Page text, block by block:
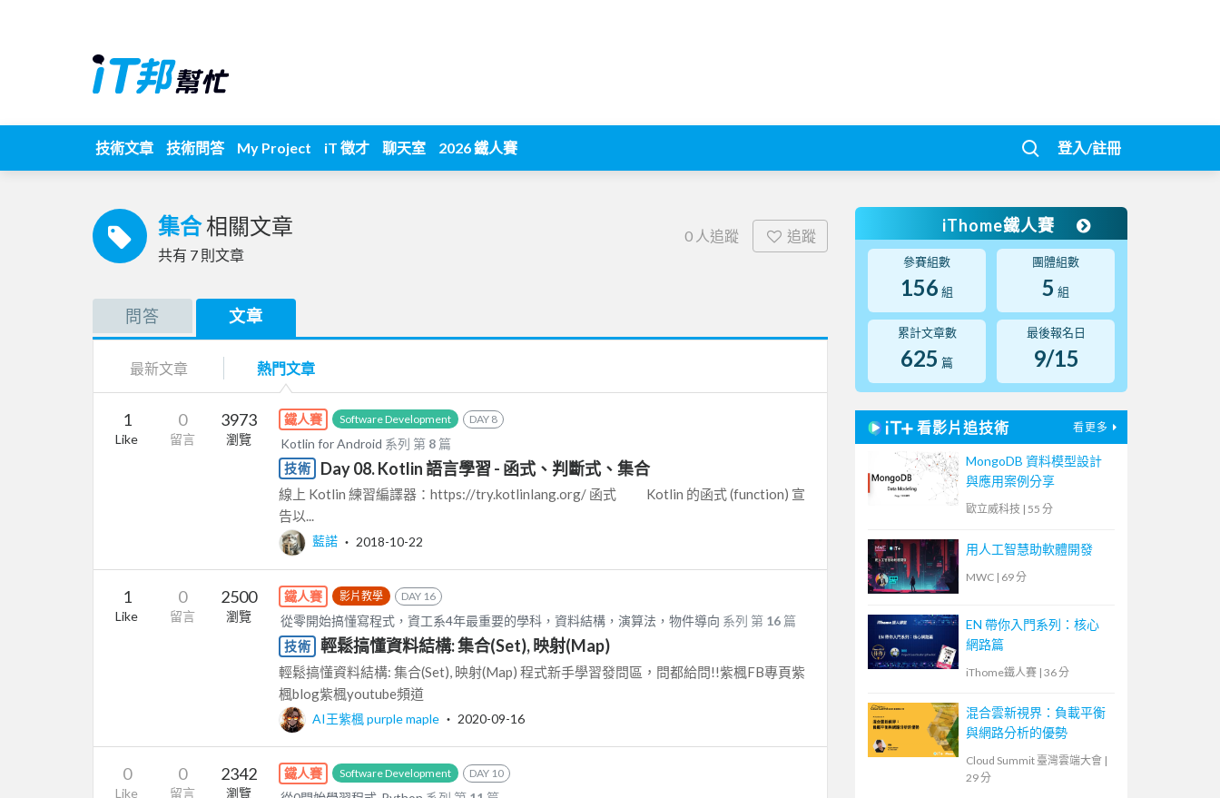
技術文章 技術問答 My Project iT 徵才 聊天室 2026 鐵人賽 登入/註冊
集合 相關文章
共有 7 則文章
0 人追蹤 追蹤
問答 文章
最新文章 熱門文章
1
Like
0
留言
3973
瀏覽
鐵人賽 Software Development DAY 8
Kotlin for Android 系列 第 8 篇
技術
Day 08. Kotlin 語言學習 - 函式、判斷式、集合
線上 Kotlin 練習編譯器：https://try.kotlinlang.org/ 函式 Kotlin 的函式 (function) 宣
告以...
藍諾 ‧ 2018-10-22
1
Like
0
留言
2500
瀏覽
鐵人賽 影片教學 DAY 16
從零開始搞懂寫程式，資工系4年最重要的學科，資料結構，演算法，物件導向 系列 第 16 篇
技術
輕鬆搞懂資料結構: 集合(Set), 映射(Map)
輕鬆搞懂資料結構: 集合(Set), 映射(Map) 程式新手學習發問區，問都給問!!紫楓FB專頁紫
楓blog紫楓youtube頻道
AI王紫楓 purple maple ‧ 2020-09-16
0
Like
0
留言
2342
瀏覽
鐵人賽 Software Development DAY 10
iThome鐵人賽
參賽組數
156 組
團體組數
5 組
累計文章數
625 篇
最後報名日
9/15
看影片追技術 看更多
MongoDB 資料模型設計
與應用案例分享
歐立威科技 | 55 分
用人工智慧助軟體開發
MWC | 69 分
EN 帶你入門系列：核心
網路篇
iThome鐵人賽 | 36 分
混合雲新視界：負載平衡
與網路分析的優勢
Cloud Summit 臺灣雲端大會 |
29 分